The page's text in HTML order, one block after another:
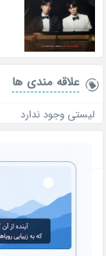
علاقه‌ مندی ها
لیستی وجود ندارد